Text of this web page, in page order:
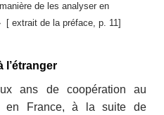
de les analyser en
[ extrait de la préface, p. 11]
l’étranger
ans de coopération au
en France, à la suite de